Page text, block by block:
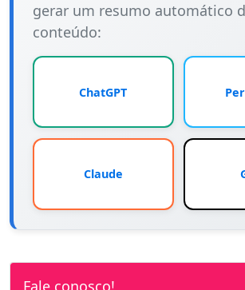
gerar um resumo automático
conteúdo:
ChatGPT
Claude
Fale conosco!